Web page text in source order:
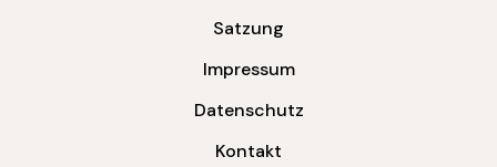
Satzung
Impressum
Datenschutz
Kontakt